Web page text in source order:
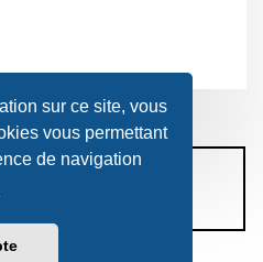
sur ce site, vous
vous permettant
de navigation
D’UTILISATION
VIE PRIVÉE